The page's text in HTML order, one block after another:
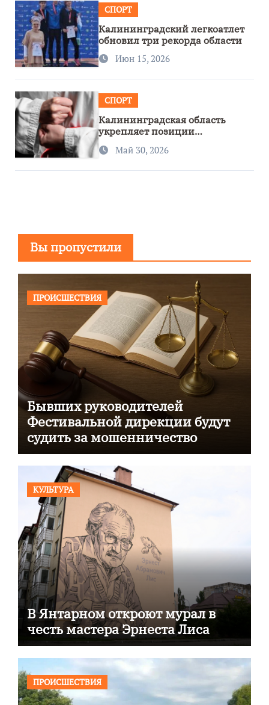
СПОРТ
Калининградский легкоатлет
обновил три рекорда области
Июн 15, 2026
СПОРТ
Калининградская область
укрепляет позиции
спортивного региона
Май 30, 2026
Вы пропустили
ПРОИСШЕСТВИЯ
Бывших руководителей
Фестивальной дирекции будут
судить за мошенничество
КУЛЬТУРА
В Янтарном откроют мурал в
честь мастера Эрнеста Лиса
ПРОИСШЕСТВИЯ